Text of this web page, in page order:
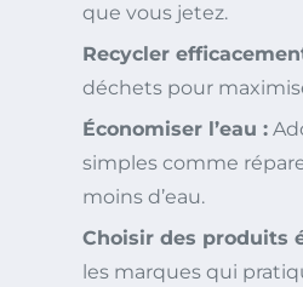
que vous jetez.
Recycler
déchets pour
Économiser l’eau :
simples comme
moins d’eau.
Choisir des produits
les marques qui